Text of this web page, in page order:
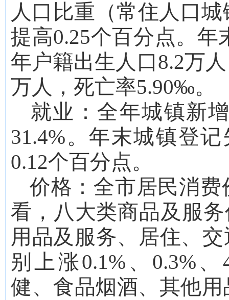
人口比重（常住人口
提高0.25个百分点。 年
年户籍出生人口8.2万
万人，死亡率5.90‰。
就业： 全年城镇新
31.4%。年末城镇登
0.12个百分点。
价格： 全市居民消
看，八大类商品及服
用品及服务、居住、
别上涨0.1%、0.3%
健、食品烟酒、其他